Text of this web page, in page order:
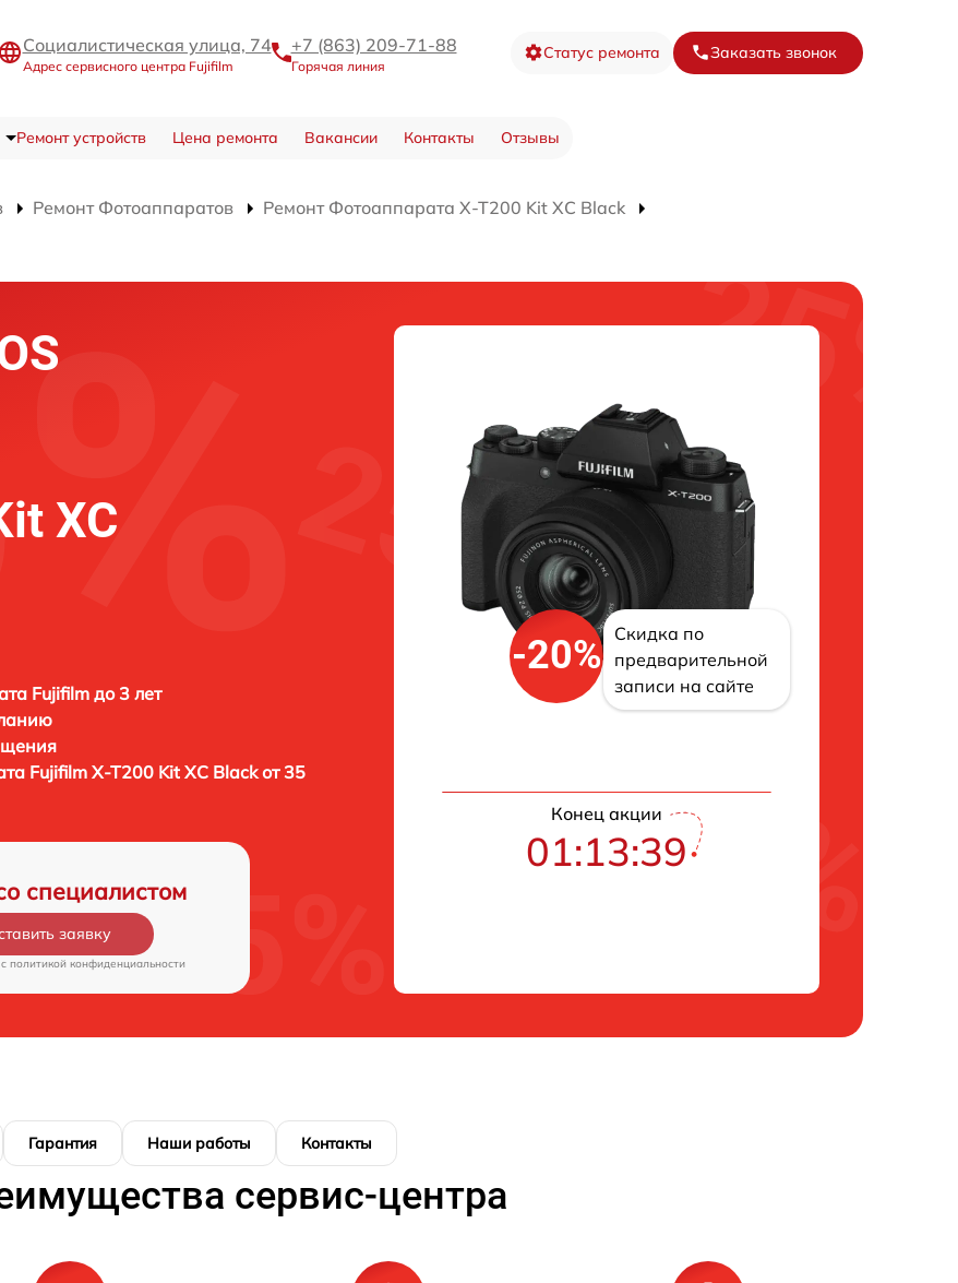
Социалистическая улица, 74
Адрес сервисного центра Fujifilm
+7 (863) 209-71-88
Горячая линия
Статус ремонта Заказать звонок
Ремонт устройств Цена ремонта Вакансии Контакты Отзывы
Ремонт Фотоаппаратов
Ремонт Фотоаппарата X-T200 Kit XC Black
XC
Fujifilm до 3 лет
Fujifilm X-T200 Kit XC Black от 35
специалистом
заявку
политикой конфиденциальности
-20%
Скидка по
предварительной
записи на сайте
Конец акции
01:13:38
Гарантия Наши работы Контакты
сервис-центра